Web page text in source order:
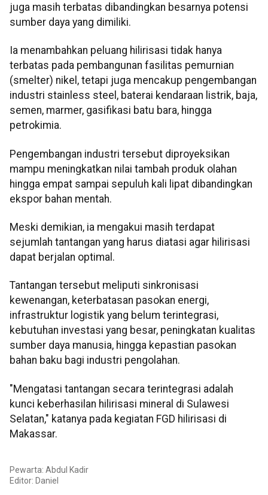
juga masih terbatas dibandingkan besarnya potensi
sumber daya yang dimiliki.
Ia menambahkan peluang hilirisasi tidak hanya
terbatas pada pembangunan fasilitas pemurnian
(smelter) nikel, tetapi juga mencakup pengembangan
industri stainless steel, baterai kendaraan listrik, baja,
semen, marmer, gasifikasi batu bara, hingga
petrokimia.
Pengembangan industri tersebut diproyeksikan
mampu meningkatkan nilai tambah produk olahan
hingga empat sampai sepuluh kali lipat dibandingkan
ekspor bahan mentah.
Meski demikian, ia mengakui masih terdapat
sejumlah tantangan yang harus diatasi agar hilirisasi
dapat berjalan optimal.
Tantangan tersebut meliputi sinkronisasi
kewenangan, keterbatasan pasokan energi,
infrastruktur logistik yang belum terintegrasi,
kebutuhan investasi yang besar, peningkatan kualitas
sumber daya manusia, hingga kepastian pasokan
bahan baku bagi industri pengolahan.
"Mengatasi tantangan secara terintegrasi adalah
kunci keberhasilan hilirisasi mineral di Sulawesi
Selatan," katanya pada kegiatan FGD hilirisasi di
Makassar.
Pewarta: Abdul Kadir
Editor: Daniel